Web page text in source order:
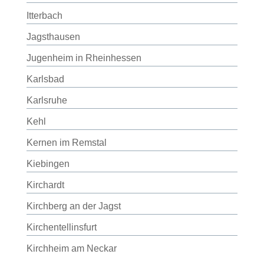
Itterbach
Jagsthausen
Jugenheim in Rheinhessen
Karlsbad
Karlsruhe
Kehl
Kernen im Remstal
Kiebingen
Kirchardt
Kirchberg an der Jagst
Kirchentellinsfurt
Kirchheim am Neckar